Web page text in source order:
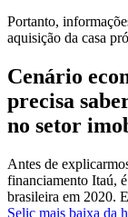
Portanto,
aquisição da casa
Cenário
precisa
no setor
Antes de
financiamento Itaú,
brasileira em 2020.
Selic mais baixa da